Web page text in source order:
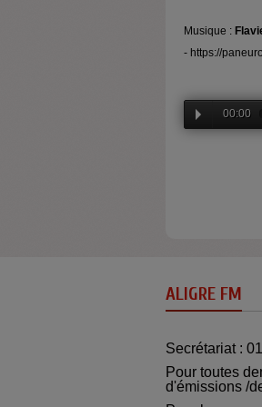
Musique :
- https://
00:00
ALIGRE FM
Secrétariat :
Pour toutes
d'émissions /